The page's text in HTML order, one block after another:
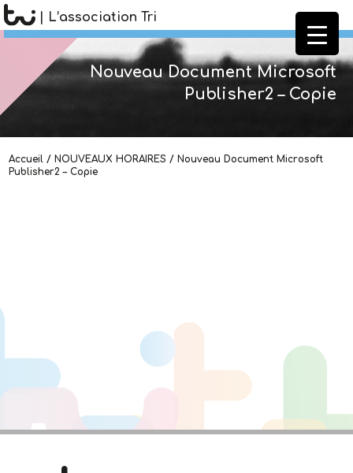
| L’association Tri
Nouveau Document Microsoft
Publisher2 – Copie
Accueil / NOUVEAUX HORAIRES / Nouveau Document Microsoft
Publisher2 – Copie